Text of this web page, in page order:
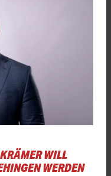
WILL
WERDEN